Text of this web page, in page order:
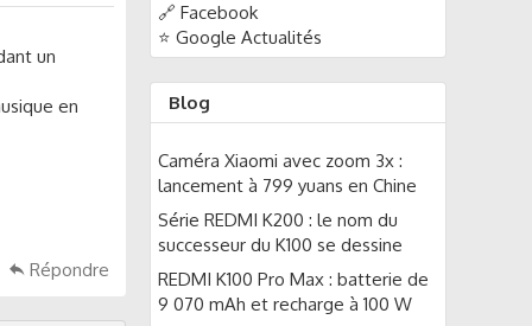
un
en
Répondre
🔗 Facebook
⭐ Google Actualités
Blog
Caméra Xiaomi avec zoom 3x :
lancement à 799 yuans en Chine
Série REDMI K200 : le nom du
successeur du K100 se dessine
REDMI K100 Pro Max : batterie de
9 070 mAh et recharge à 100 W